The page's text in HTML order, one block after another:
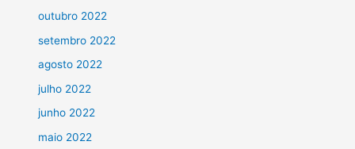
outubro 2022
setembro 2022
agosto 2022
julho 2022
junho 2022
maio 2022